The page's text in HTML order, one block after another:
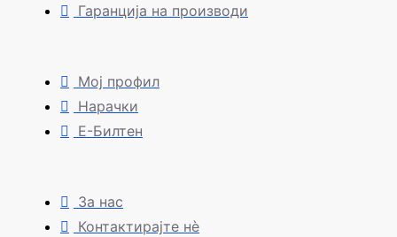
Гаранција на производи
Мој профил
Нарачки
Е-Билтен
За нас
Контактирајте нè